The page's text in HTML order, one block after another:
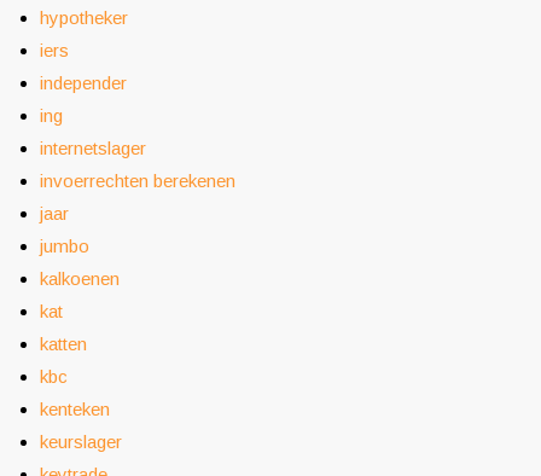
hypotheker
iers
independer
ing
internetslager
invoerrechten berekenen
jaar
jumbo
kalkoenen
kat
katten
kbc
kenteken
keurslager